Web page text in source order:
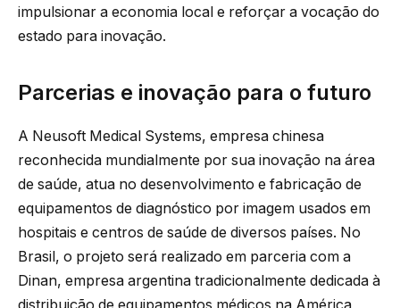
impulsionar a economia local e reforçar a vocação do
estado para inovação.
Parcerias e inovação para o futuro
A Neusoft Medical Systems, empresa chinesa
reconhecida mundialmente por sua inovação na área
de saúde, atua no desenvolvimento e fabricação de
equipamentos de diagnóstico por imagem usados em
hospitais e centros de saúde de diversos países. No
Brasil, o projeto será realizado em parceria com a
Dinan, empresa argentina tradicionalmente dedicada à